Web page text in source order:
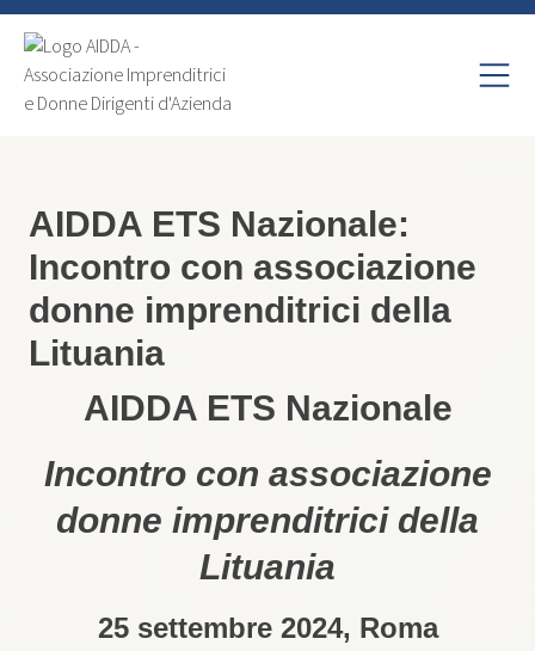
AIDDA ETS Nazionale:
Incontro con associazione
donne imprenditrici della
Lituania
AIDDA ETS Nazionale
Incontro con associazione
donne imprenditrici della
Lituania
25 settembre 2024, Roma